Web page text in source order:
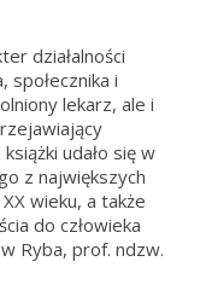
działalności
społecznika i
lekarz, ale i
udało się w
z największych
wieku, a także
do człowieka
Ryba, prof. ndzw.